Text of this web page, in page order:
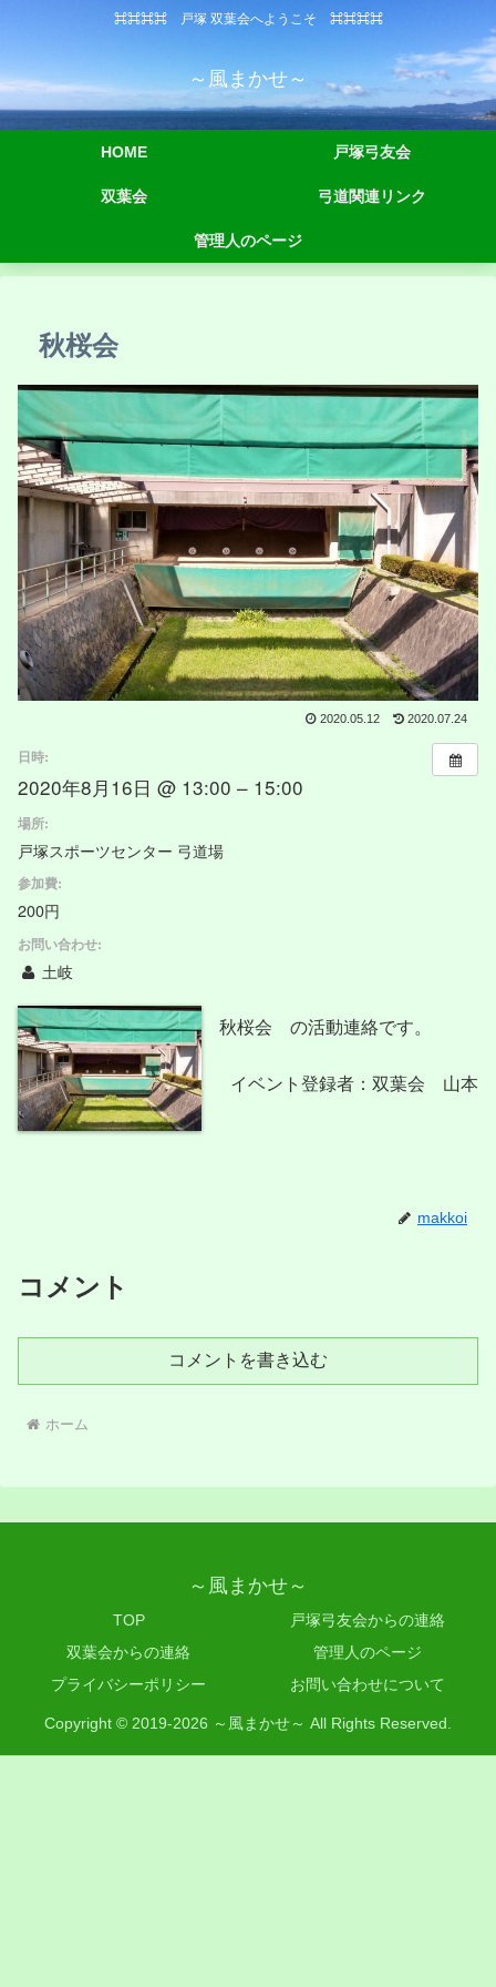
⌘⌘⌘⌘ 戸塚 双葉会へようこそ ⌘⌘⌘⌘
～風まかせ～
HOME 戸塚弓友会
双葉会 弓道関連リンク
管理人のページ
秋桜会
2020.05.12 2020.07.24
日時:
2020年8月16日 @ 13:00 – 15:00
場所:
戸塚スポーツセンター 弓道場
参加費:
200円
お問い合わせ:
土岐
秋桜会 の活動連絡です。
イベント登録者：双葉会 山本
makkoi
コメント
コメントを書き込む
ホーム
～風まかせ～
TOP
戸塚弓友会からの連絡
双葉会からの連絡
管理人のページ
プライバシーポリシー
お問い合わせについて
Copyright © 2019-2026 ～風まかせ～ All Rights Reserved.